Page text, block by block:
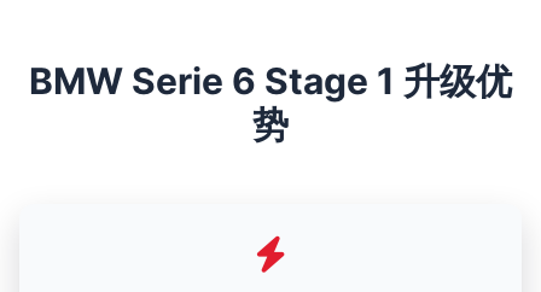
BMW Serie 6 Stage 1 升级优
势